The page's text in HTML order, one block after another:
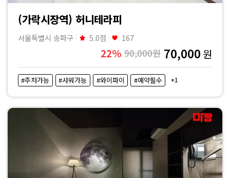
(가락시장역) 허니테라피
서울특별시 송파구 5.0점 167
22% 90,000원 70,000 원
#주차가능 #샤워가능 #와이파이 #예약필수 +1